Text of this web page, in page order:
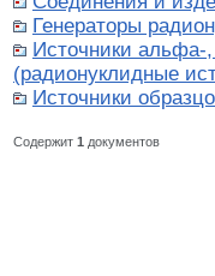
Генераторы
Источники альфа-
(радионуклидные
Источники
Содержит 1 документов